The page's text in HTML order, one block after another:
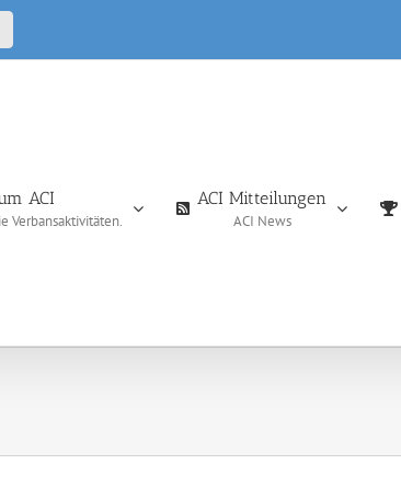
ACI
Verbansaktivitäten.
ACI Mitteilungen
ACI News